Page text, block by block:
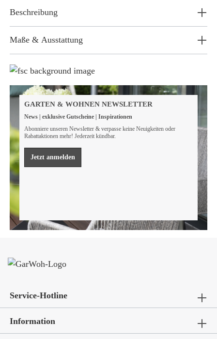
Beschreibung
Maße & Ausstattung
Wir sind FSC® zertifiziert
leisten müssen, um unsere natürlichen Ressourcen zu
bewahren.
Mehr erfahren
GARTEN & WOHNEN NEWSLETTER
News | exklusive Gutscheine | Inspirationen
Abonniere unseren Newsletter & verpasse keine Neuigkeiten oder
Rabattaktionen mehr! Jederzeit kündbar.
Jetzt anmelden
Service-Hotline
Information